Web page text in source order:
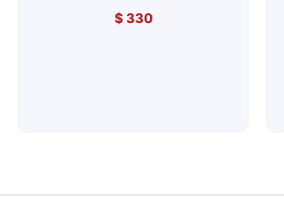
$330